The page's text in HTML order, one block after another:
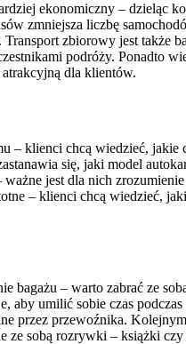
ekonomiczny – dzieląc
zmniejsza liczbę
zbiorowy jest także
podróży. Ponadto
dla klientów.
– klienci chcą wiedzieć, jakie
się, jaki model
jest dla nich
– klienci chcą wiedzieć,
bagażu – warto zabrać ze
aby umilić sobie czas
przez przewoźnika.
ze sobą rozrywki – książki